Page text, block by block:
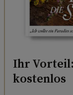
Ihr
kostenlos